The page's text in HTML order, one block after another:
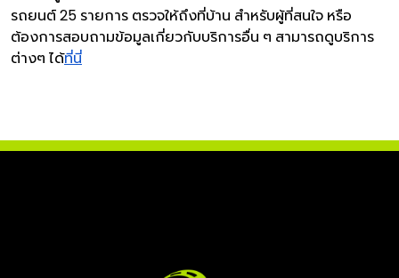
รถยนต์ 25 รายการ ตรวจให้ถึงที่บ้าน สำหรับผู้ที่สนใจ หรือ
ต้องการสอบถามข้อมูลเกี่ยวกับบริการอื่น ๆ สามารถดูบริการ
ต่างๆ ได้ที่นี่